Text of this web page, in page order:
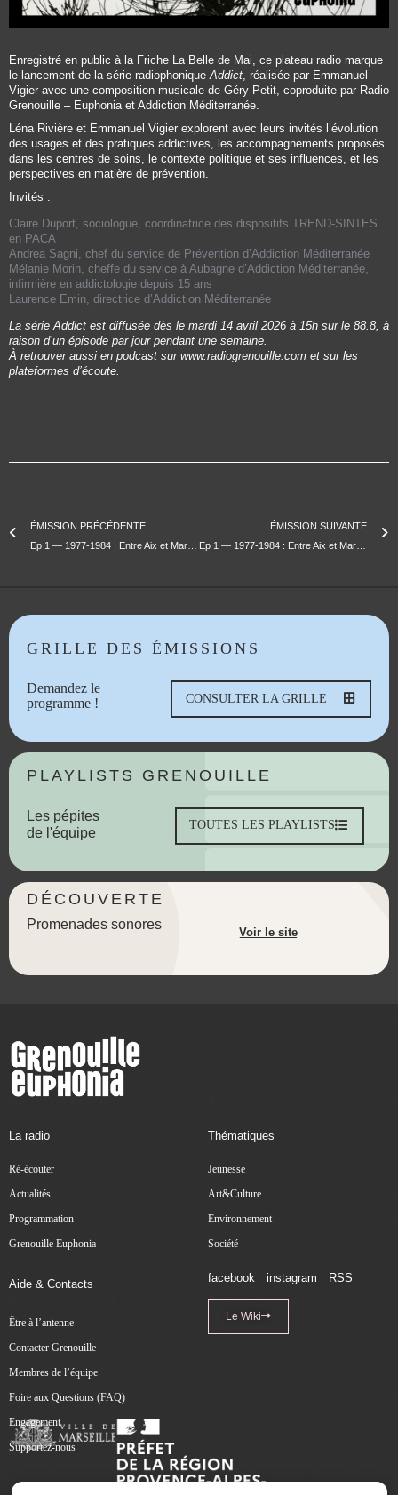
Enregistré en public à la Friche La Belle de Mai, ce plateau radio marque
le lancement de la série radiophoniqueAddict, réalisée par Emmanuel
Vigier avec une composition musicale de Géry Petit, coproduite par Radio
Grenouille – Euphonia et Addiction Méditerranée.
Léna Rivière et Emmanuel Vigier explorent avec leurs invités l’évolution
des usages et des pratiques addictives, les accompagnements proposés
dans les centres de soins, le contexte politique et ses influences, et les
perspectives en matière de prévention.
Invités :
Claire Duport , sociologue, coordinatrice des dispositifs TREND-SINTES
en PACA
Andrea Sagni , chef du service de Prévention d’Addiction Méditerranée
Mélanie Morin , cheffe du service à Aubagne d’Addiction Méditerranée,
infirmière en addictologie depuis 15 ans
Laurence Emin , directrice d’Addiction Méditerranée
La série Addict est diffusée dès le mardi 14 avril 2026 à 15h sur le 88.8, à
raison d’un épisode par jour pendant une semaine.
À retrouver aussi en podcast sur www.radiogrenouille.com et sur les
plateformes d’écoute.
ÉMISSION PRÉCÉDENTE
ÉMISSION SUIVANTE
Ep 1 — 1977-1984 : Entre Aix et Marseille — À l’origine
GRILLE DES ÉMISSIONS
Demandez le
programme !
CONSULTER LA GRILLE
PLAYLISTS GRENOUILLE
Les pépites
de l'équipe
TOUTES LES PLAYLISTS
DÉCOUVERTE
Promenades sonores
Voir le site
La radio
Ré-écouter
Actualités
Programmation
Grenouille Euphonia
Thématiques
Jeunesse
Art&Culture
Environnement
Société
Aide & Contacts
Être à l’antenne
Contacter Grenouille
Membres de l’équipe
Foire aux Questions (FAQ)
Engagement
Supportez-nous
facebook instagram RSS
Le Wiki